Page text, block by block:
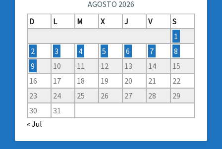
AGOSTO 2026
D
L M X J V
S
1
2
3 4 5 6 7
8
9
10 11 12 13 14
15
16
17 18 19 20 21
22
23
24 25 26 27 28
29
30
31
« Jul